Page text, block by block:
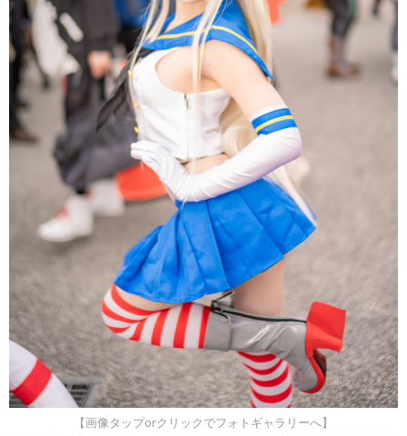
【画像タップorクリックでフォトギャラリーへ】